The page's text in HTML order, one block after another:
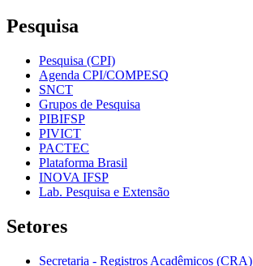
Pesquisa
Pesquisa (CPI)
Agenda CPI/COMPESQ
SNCT
Grupos de Pesquisa
PIBIFSP
PIVICT
PACTEC
Plataforma Brasil
INOVA IFSP
Lab. Pesquisa e Extensão
Setores
Secretaria - Registros Acadêmicos (CRA)